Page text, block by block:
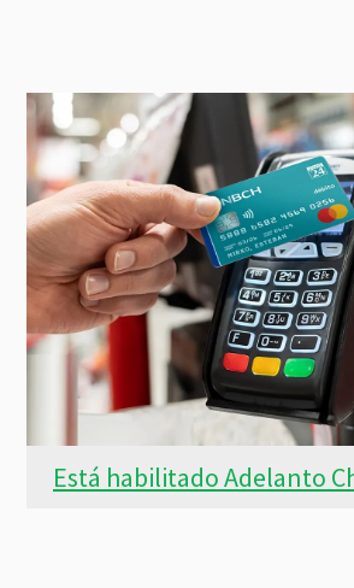
Está habilitado Adelanto